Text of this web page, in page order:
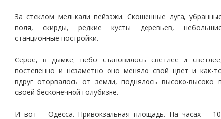
За стеклом мелькали пейзажи. Скошенные луга,
поля, скирды, редкие кусты деревьев,
станционные постройки.
Серое, в дымке, небо становилось светлее и
постепенно и незаметно оно меняло свой цвет и как-
вдруг оторвалось от земли, поднялось высоко-высоко
своей бесконечной голубизне.
И вот – Одесса. Привокзальная площадь. На часах –